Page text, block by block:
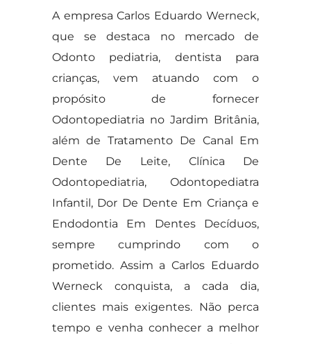
A empresa Carlos Eduardo Werneck,
que se destaca no mercado de
Odonto pediatria, dentista para
crianças, vem atuando com o
propósito de fornecer
Odontopediatria no Jardim Britânia,
além de Tratamento De Canal Em
Dente De Leite, Clínica De
Odontopediatria, Odontopediatra
Infantil, Dor De Dente Em Criança e
Endodontia Em Dentes Decíduos,
sempre cumprindo com o
prometido. Assim a Carlos Eduardo
Werneck conquista, a cada dia,
clientes mais exigentes. Não perca
tempo e venha conhecer a melhor